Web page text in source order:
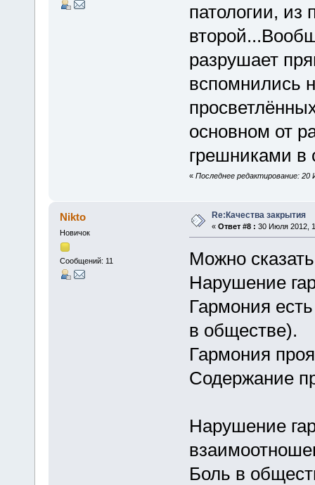
патологии, из
разрушает
вспомнились
основном от
грешниками в
« Последнее редактирование: 20
Nikto
Новичок
Сообщений: 11
Re:Качества закрытия
« Ответ #8 : 30 Июля 2012,
Можно
Нарушение
Гармония
в обществе).
Гармония
Содержание
Нарушение
Боль в